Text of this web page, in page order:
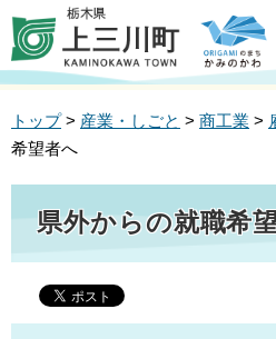
トップ> 産業・しごと > 商工業 >
希望者へ
県外からの就職希